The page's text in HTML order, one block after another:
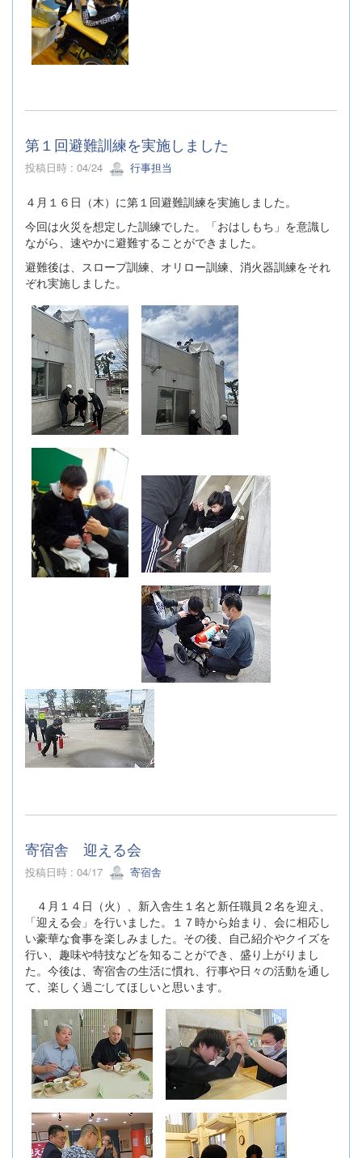
第１回避難訓練を実施しました
投稿日時 : 04/24 行事担当
４月１６日（木）に第１回避難訓練を実施しました。
今回は火災を想定した訓練でした。「おはしもち」を意識し
ながら、速やかに避難することができました。
避難後は、スロープ訓練、オリロー訓練、消火器訓練をそれ
ぞれ実施しました。
寄宿舎 迎える会
投稿日時 : 04/17 寄宿舎
４月１４日（火）、新入舎生１名と新任職員２名を迎え、
「迎える会」を行いました。１７時から始まり、会に相応し
い豪華な食事を楽しみました。その後、自己紹介やクイズを
行い、趣味や特技などを知ることができ、盛り上がりまし
た。今後は、寄宿舎の生活に慣れ、行事や日々の活動を通し
て、楽しく過ごしてほしいと思います。